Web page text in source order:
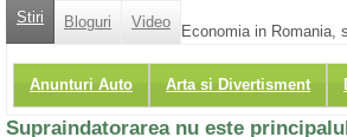
Stiri Bloguri Video
Anunturi Auto Arta si Divertisment
Economia in Romania,
Supraindatorarea nu este